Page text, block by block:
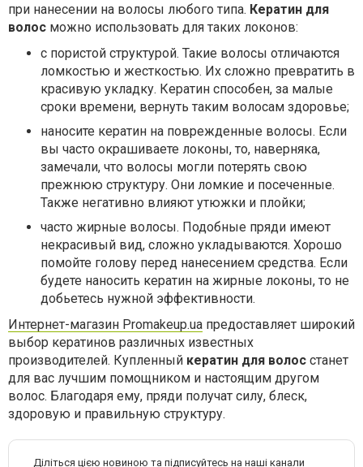
при нанесении на волосы любого типа. Кератин для
волос можно использовать для таких локонов:
с пористой структурой. Такие волосы отличаются
ломкостью и жесткостью. Их сложно превратить в
красивую укладку. Кератин способен, за малые
сроки времени, вернуть таким волосам здоровье;
наносите кератин на поврежденные волосы. Если
вы часто окрашиваете локоны, то, наверняка,
замечали, что волосы могли потерять свою
прежнюю структуру. Они ломкие и посеченные.
Также негативно влияют утюжки и плойки;
часто жирные волосы. Подобные пряди имеют
некрасивый вид, сложно укладываются. Хорошо
помойте голову перед нанесением средства. Если
будете наносить кератин на жирные локоны, то не
добьетесь нужной эффективности.
Интернет-магазин Promakeup.ua предоставляет широкий
выбор кератинов различных известных
производителей. Купленный кератин для волос станет
для вас лучшим помощником и настоящим другом
волос. Благодаря ему, пряди получат силу, блеск,
здоровую и правильную структуру.
Діліться цією новиною та підписуйтесь на наші канали